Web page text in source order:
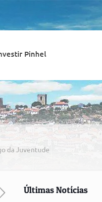
Pinhel
da Juventude
Últimas Notícias